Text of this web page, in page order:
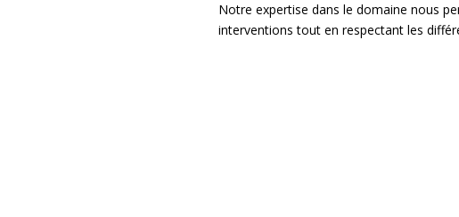
Notre expertise dans le domaine nous
interventions tout en respectant les